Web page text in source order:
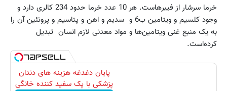
خرما سرشار از فیبرهاست. هر 10 عدد خرما حدود 234 کالری دارد و
وجود کلسیم و ویتامین ب6 و سدیم و اهن و پتاسیم و پروتئین آن را
به یک منبع غنی ویتامین‌ها و مواد معدنی لازم انسان تبدیل
کرده‌است.
پایان دغدغه هزینه های دندان
پزشکی با پک سفید کننده خانگی